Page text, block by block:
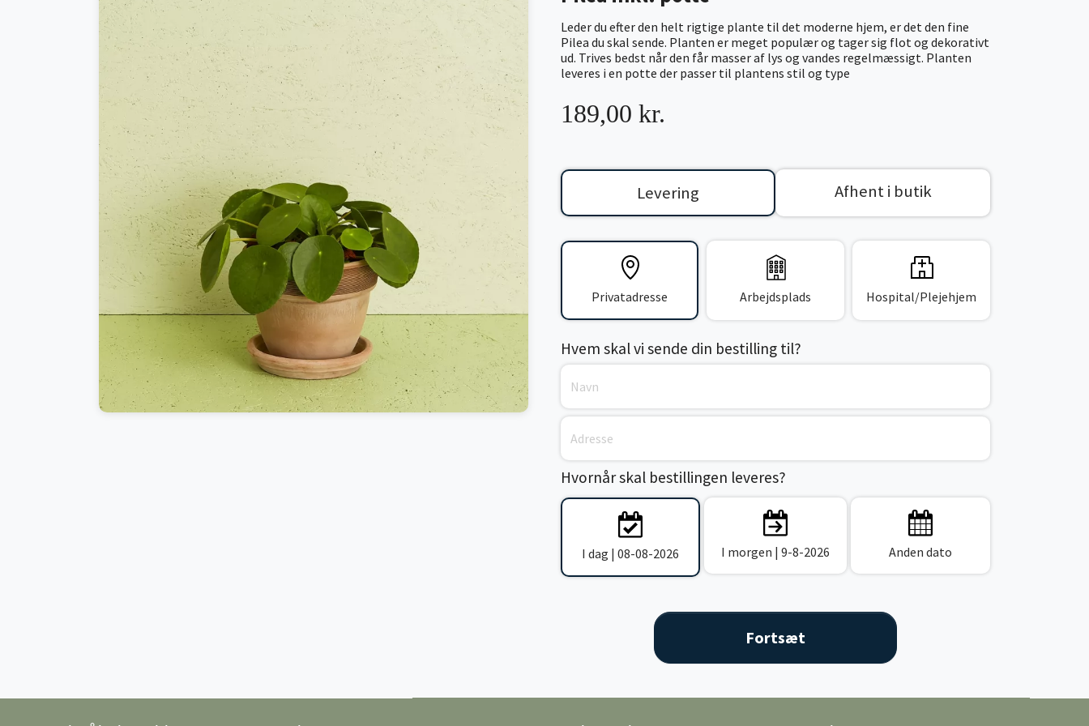
Leder du efter den helt rigtige plante til det moderne hjem, er det den fine
Pilea du skal sende. Planten er meget populær og tager sig flot og dekorativt
ud. Trives bedst når den får masser af lys og vandes regelmæssigt. Planten
leveres i en potte der passer til plantens stil og type
189,00 kr.
Levering Afhent i butik
Privatadresse Arbejdsplads Hospital/Plejehjem
Hvem skal vi sende din bestilling til?
Hvornår skal bestillingen leveres?
I dag | 08-08-2026 I morgen | 9-8-2026 Anden dato